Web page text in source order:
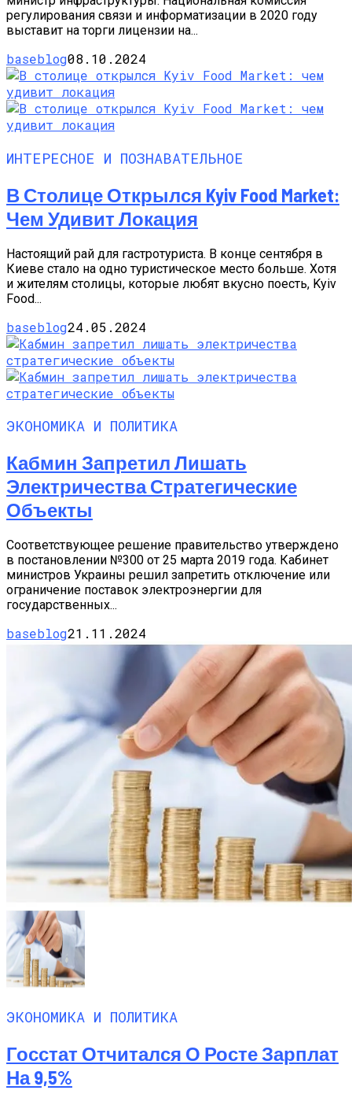
регулирования связи и информатизации в 2020 году
выставит на торги лицензии на...
baseblog08.10.2024
ИНТЕРЕСНОЕ И ПОЗНАВАТЕЛЬНОЕ
В Столице Открылся Kyiv Food Market:
Чем Удивит Локация
Настоящий рай для гастротуриста. В конце сентября в
Киеве стало на одно туристическое место больше. Хотя
и жителям столицы, которые любят вкусно поесть, Kyiv
Food...
baseblog24.05.2024
ЭКОНОМИКА И ПОЛИТИКА
Кабмин Запретил Лишать
Электричества Стратегические
Объекты
Соответствующее решение правительство утверждено
в постановлении №300 от 25 марта 2019 года. Кабинет
министров Украины решил запретить отключение или
ограничение поставок электроэнергии для
государственных...
baseblog21.11.2024
ЭКОНОМИКА И ПОЛИТИКА
Госстат Отчитался О Росте Зарплат
На 9,5%